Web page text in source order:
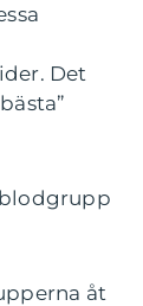
Det
blodgrupp
åt